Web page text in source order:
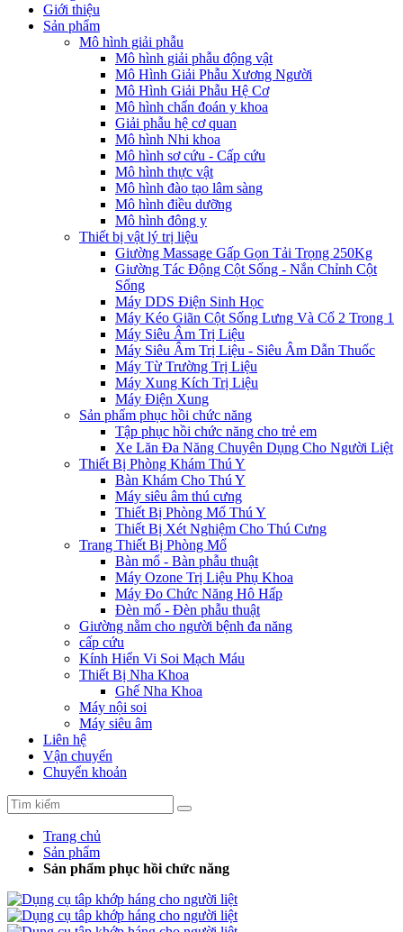
Giới thiệu
Sản phẩm
Mô hình giải phẫu
Mô hình giải phẫu động vật
Mô Hình Giải Phẫu Xương Người
Mô Hình Giải Phẫu Hệ Cơ
Mô hình chẩn đoán y khoa
Giải phẫu hệ cơ quan
Mô hình Nhi khoa
Mô hình sơ cứu - Cấp cứu
Mô hình thực vật
Mô hình đào tạo lâm sàng
Mô hình điều dưỡng
Mô hình đông y
Thiết bị vật lý trị liệu
Giường Massage Gấp Gọn Tải Trọng 250Kg
Giường Tác Động Cột Sống - Nắn Chỉnh Cột
Sống
Máy DDS Điện Sinh Học
Máy Kéo Giãn Cột Sống Lưng Và Cổ 2 Trong 1
Máy Siêu Âm Trị Liệu
Máy Siêu Âm Trị Liệu - Siêu Âm Dẫn Thuốc
Máy Từ Trường Trị Liệu
Máy Xung Kích Trị Liệu
Máy Điện Xung
Sản phẩm phục hồi chức năng
Tập phục hồi chức năng cho trẻ em
Xe Lăn Đa Năng Chuyên Dụng Cho Người Liệt
Thiết Bị Phòng Khám Thú Y
Bàn Khám Cho Thú Y
Máy siêu âm thú cưng
Thiết Bị Phòng Mổ Thú Y
Thiết Bị Xét Nghiệm Cho Thú Cưng
Trang Thiết Bị Phòng Mổ
Bàn mổ - Bàn phẫu thuật
Máy Ozone Trị Liệu Phụ Khoa
Máy Đo Chức Năng Hô Hấp
Đèn mổ - Đèn phẫu thuật
Giường nằm cho người bệnh đa năng
cấp cứu
Kính Hiển Vi Soi Mạch Máu
Thiết Bị Nha Khoa
Ghế Nha Khoa
Máy nội soi
Máy siêu âm
Liên hệ
Vận chuyển
Chuyển khoản
Trang chủ
Sản phẩm
Sản phẩm phục hồi chức năng